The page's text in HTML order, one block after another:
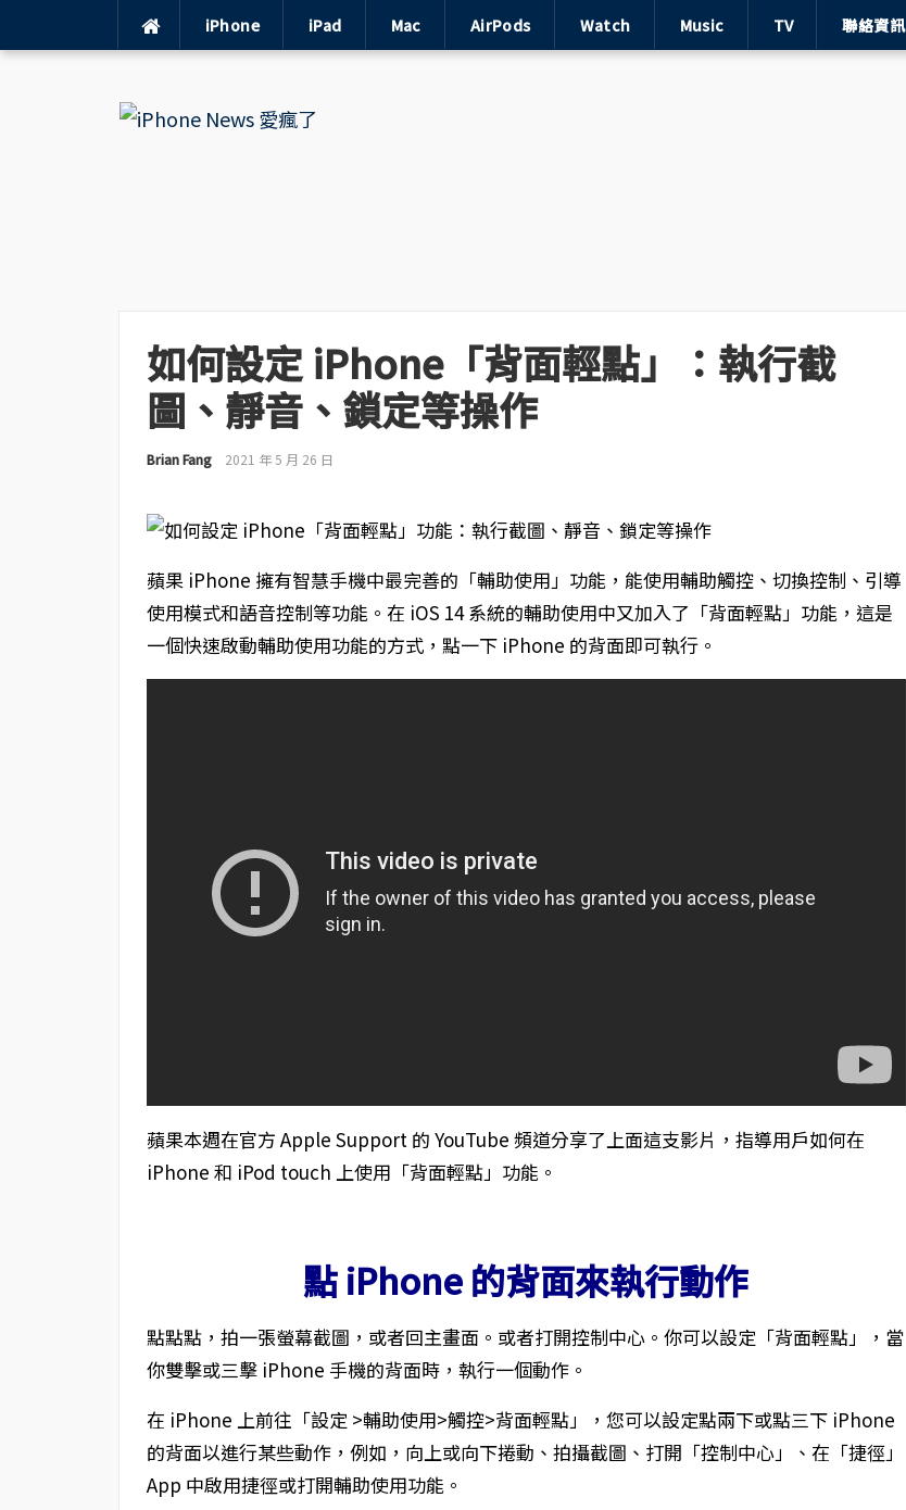
iPhone iPad Mac AirPods Watch Music TV 聯絡資訊
如何設定 iPhone「背面輕點」：執行截
圖、靜音、鎖定等操作
Brian Fang 2021 年 5 月 26 日
蘋果 iPhone 擁有智慧手機中最完善的「輔助使用」功能，能使用輔助觸控、切換控制、引導
使用模式和語音控制等功能。在 iOS 14 系統的輔助使用中又加入了「背面輕點」功能，這是
一個快速啟動輔助使用功能的方式，點一下 iPhone 的背面即可執行。
蘋果本週在官方 Apple Support 的 YouTube 頻道分享了上面這支影片，指導用戶如何在
iPhone 和 iPod touch 上使用「背面輕點」功能。
點 iPhone 的背面來執行動作
點點點，拍一張螢幕截圖，或者回主畫面。或者打開控制中心。你可以設定「背面輕點」，當
你雙擊或三擊 iPhone 手機的背面時，執行一個動作。
在 iPhone 上前往「設定 >輔助使用>觸控>背面輕點」，您可以設定點兩下或點三下 iPhone
的背面以進行某些動作，例如，向上或向下捲動、拍攝截圖、打開「控制中心」、在「捷徑」
App 中啟用捷徑或打開輔助使用功能。